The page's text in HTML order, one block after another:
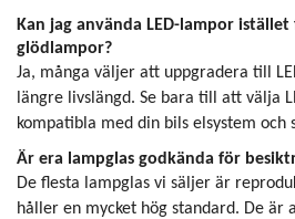
Kan jag använda LED-lampor
glödlampor?
Ja, många väljer att uppgradera till
längre livslängd. Se bara till att välja
kompatibla med din bils elsystem och
Är era lampglas godkända för
De flesta lampglas vi säljer är
håller en mycket hög standard. De är